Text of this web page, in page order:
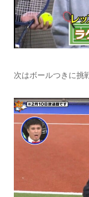
次はボールつきに挑